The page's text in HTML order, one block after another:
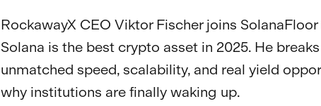
RockawayX CEO Viktor Fischer joins
Solana is the best crypto asset in 2025. He breaks
unmatched speed, scalability, and real yield
why institutions are finally waking up.